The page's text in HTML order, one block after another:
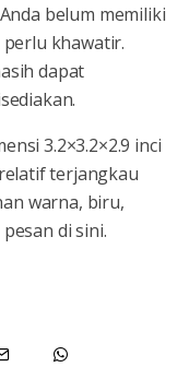
belum memiliki
khawatir.
dapat
3.2×3.2×2.9 inci
terjangkau
warna, biru,
di sini.